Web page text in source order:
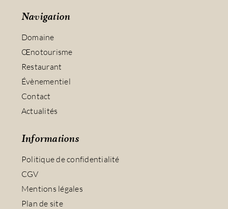
Navigation
Domaine
Œnotourisme
Restaurant
Évènementiel
Contact
Actualités
Informations
Politique de confidentialité
CGV
Mentions légales
Plan de site